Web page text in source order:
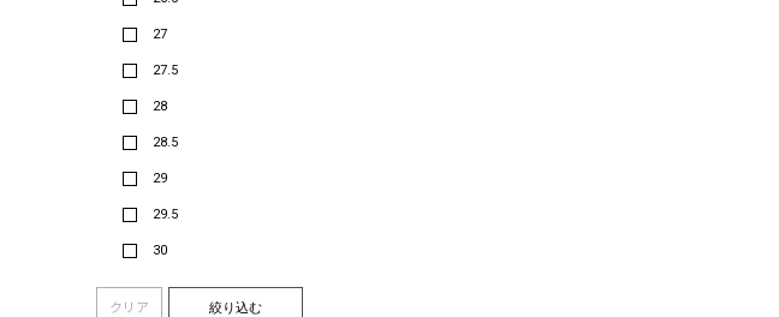
27
27.5
28
28.5
29
29.5
30
クリア 絞り込む